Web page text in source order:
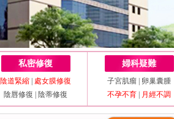
私密修復
陰道緊縮
處女膜修復
陰唇修復
陰蒂修復
婦科疑難
子宮肌瘤
卵巢囊腫
不孕不育
月經不調